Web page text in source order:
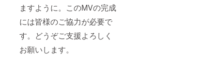
ますように。このMVの完成
には皆様のご協力が必要で
す。どうぞご支援よろしく
お願いします。